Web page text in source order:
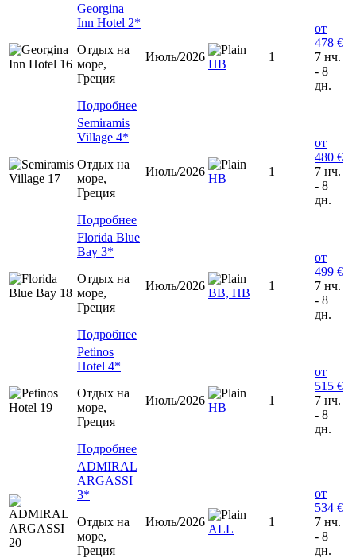
Georgina
Inn Hotel 2*
Отдых на
море,
Греция
Подробнее
Июль/2026
HB
1
от
478 €
7 нч.
- 8
дн.
Semiramis
Village 4*
Отдых на
море,
Греция
Подробнее
Июль/2026
HB
1
от
480 €
7 нч.
- 8
дн.
Florida Blue
Bay 3*
Отдых на
море,
Греция
Подробнее
Июль/2026
ВВ, HB
1
от
499 €
7 нч.
- 8
дн.
Petinos
Hotel 4*
Отдых на
море,
Греция
Подробнее
Июль/2026
HB
1
от
515 €
7 нч.
- 8
дн.
ADMIRAL
ARGASSI
3*
Отдых на
море,
Греция
Июль/2026
ALL
1
от
534 €
7 нч.
- 8
дн.